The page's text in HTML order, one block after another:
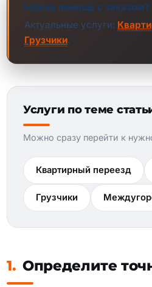
Нужна помощь с заказом?
Актуальные услуги:
Грузчики.
Услуги по теме
Можно сразу перейти к
Квартирный переезд
Грузчики
1. Определите